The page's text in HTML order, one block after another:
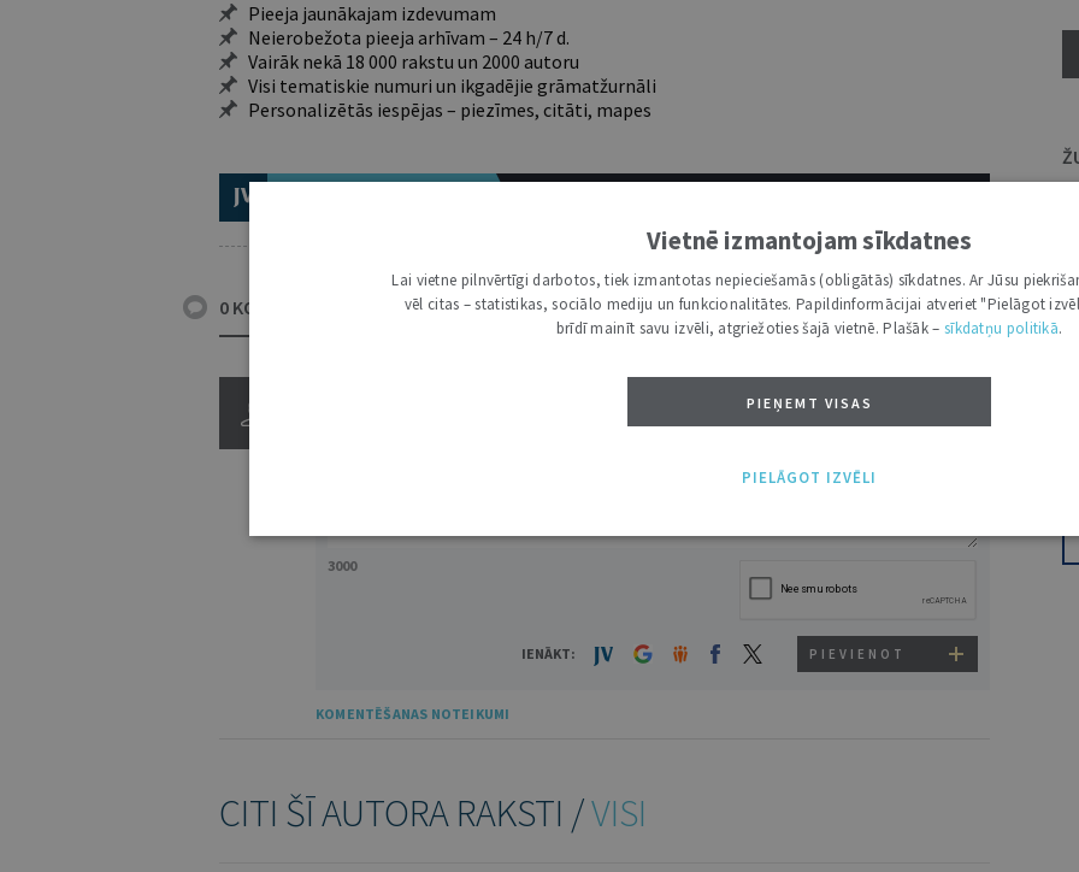
Pieeja jaunākajam izdevumam
Neierobežota pieeja arhīvam – 24 h/7 d.
Vairāk nekā 18 000 rakstu un 2000 autoru
Visi tematiskie numuri un ikgadējie grāmatžurnāli
Personalizētās iespējas – piezīmes, citāti, mapes
0 KOMENTĀRI
3000
IENĀKT: PIEVIENOT
KOMENTĒŠANAS NOTEIKUMI
CITI ŠĪ AUTORA RAKSTI /VISI
Vietnē izmantojam sīkdatnes
Lai vietne pilnvērtīgi darbotos, tiek izmantotas nepieciešamās (obligātās) sīkdatnes. Ar Jūsu
vēl citas – statistikas, sociālo mediju un funkcionalitātes. Papildinformācijai atveriet "Pielāgot
brīdī mainīt savu izvēli, atgriežoties šajā vietnē. Plašāk – sīkdatņu politikā.
PIEŅEMT VISAS
PIELĀGOT IZVĒLI